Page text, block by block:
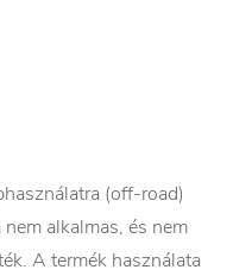
(off-road)
alkalmas, és nem
A termék használata